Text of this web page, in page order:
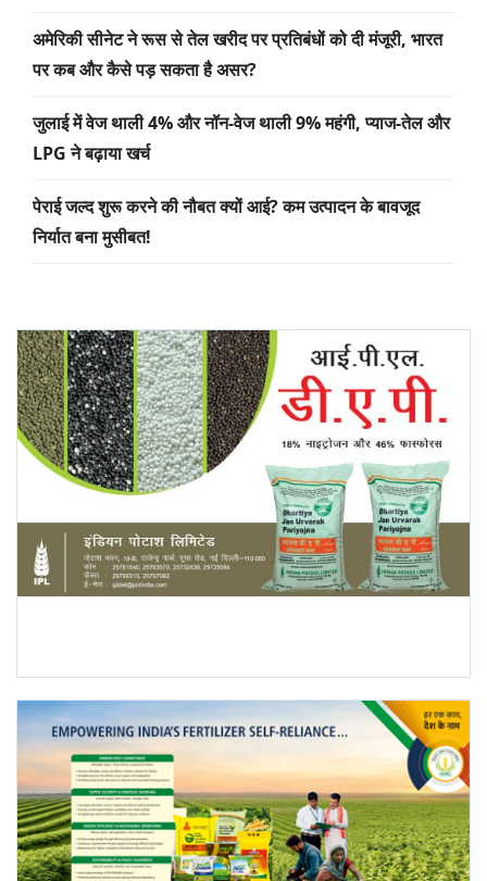
अमेरिकी सीनेट ने रूस से तेल खरीद पर प्रतिबंधों को दी मंजूरी, भारत
पर कब और कैसे पड़ सकता है असर?
जुलाई में वेज थाली 4% और नॉन-वेज थाली 9% महंगी, प्याज-तेल और
LPG ने बढ़ाया खर्च
पेराई जल्द शुरू करने की नौबत क्यों आई? कम उत्पादन के बावजूद
निर्यात बना मुसीबत!